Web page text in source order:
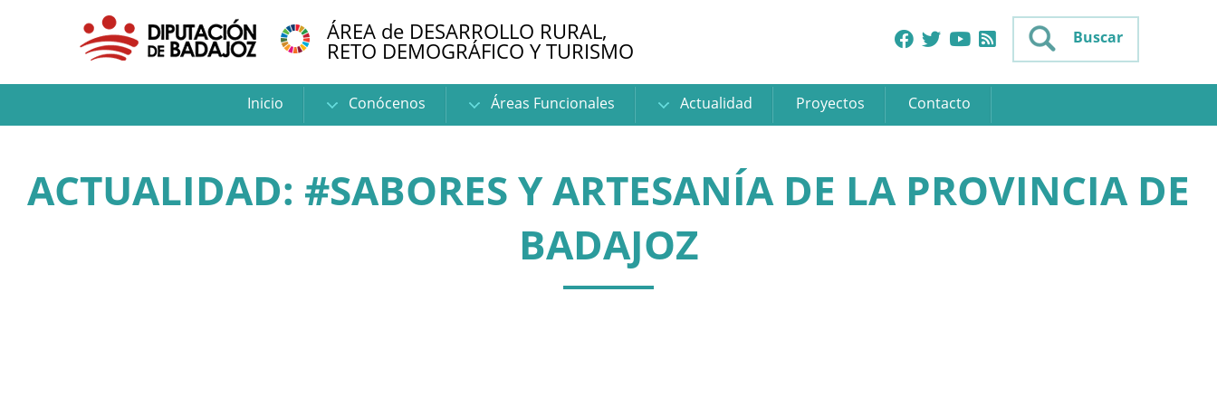
ÁREA de DESARROLLO RURAL,
RETO DEMOGRÁFICO Y TURISMO Buscar
Inicio Conócenos Áreas Funcionales Actualidad Proyectos Contacto
ACTUALIDAD: #SABORES Y ARTESANÍA DE LA PROVINCIA DE
BADAJOZ